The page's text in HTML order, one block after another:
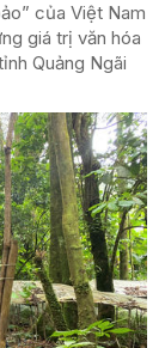
của Việt Nam
giá trị văn hóa
Quảng Ngãi